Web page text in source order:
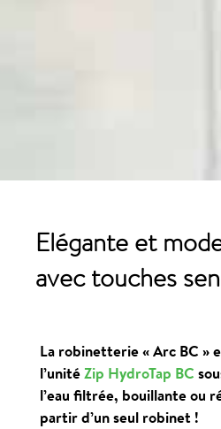
Elégante et
avec touches
La robinetterie« Arc BC »
l’unitéZip HydroTap BC
l’eau filtrée, bouillante ou
partir d’un seul robinet !